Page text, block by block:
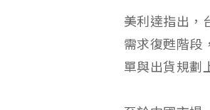
美利達指出，
需求復甦階段
單與出貨規劃